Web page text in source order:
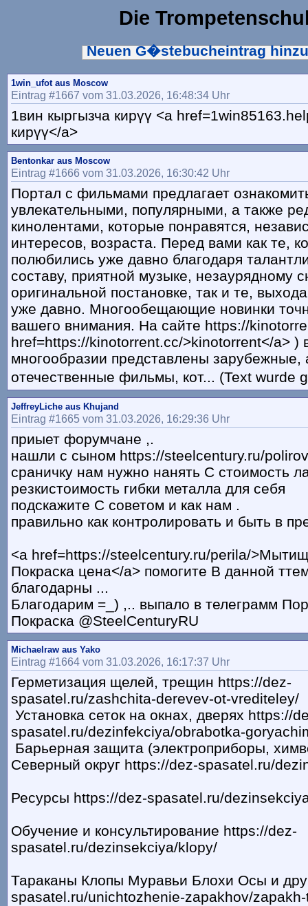
Die
Neuen G�stebucheintrag
1win_ufot aus Moscow
Eintrag #1667 vom 31.03.2026, 16:48:34 Uhr
1вин кыргызча кирүү <a
кирүү</a>
Bentonkar aus Moscow
Eintrag #1666 vom 31.03.2026, 16:30:42 Uhr
Портал с фильмами предлагает
увлекательными, популярными, а также
кинолентами, которые понравятся,
интересов, возраста. Перед вами как те,
полюбились уже давно благодаря
составу, приятной музыке, незаурядному
оригинальной постановке, так и те,
уже давно. Многообещающие новинки
вашего внимания. На сайте https://
href=https://kinotorrent.cc/>kinotorrent</a> )
многообразии представлены зарубежные,
отечественные фильмы, кот... (Text wurde
JeffreyLiche aus Khujand
Eintrag #1665 vom 31.03.2026, 16:29:36 Uhr
приыет форумчане ,.
нашли с сыном https://steelcentury.ru/
сраничку нам нужно нанять C стоимость
резкистоимость гибки металла для себя
подскажите C советом и как нам .
правильно как контролировать и быть в
<a href=https://steelcentury.ru/perila/
Покраска цена</a> помогите B данной
благодарны ...
Благодарим =_) ,.. выпало в телеграмм
Покраска @SteelCenturyRU
Michaelraw aus Yako
Eintrag #1664 vom 31.03.2026, 16:17:37 Uhr
Герметизация щелей, трещин https://dez-
spasatel.ru/zashchita-derevev-ot-vrediteley/
Установка сеток на окнах, дверях https://
spasatel.ru/dezinfekciya/obrabotka-
Барьерная защита (электроприборы,
Северный округ https://dez-spasatel.ru/
Ресурсы https://dez-spasatel.ru/
Обучение и консультирование https://dez-
spasatel.ru/dezinsekciya/klopy/
Тараканы Клопы Муравьи Блохи Осы и
spasatel.ru/unichtozhenie-zapakhov/